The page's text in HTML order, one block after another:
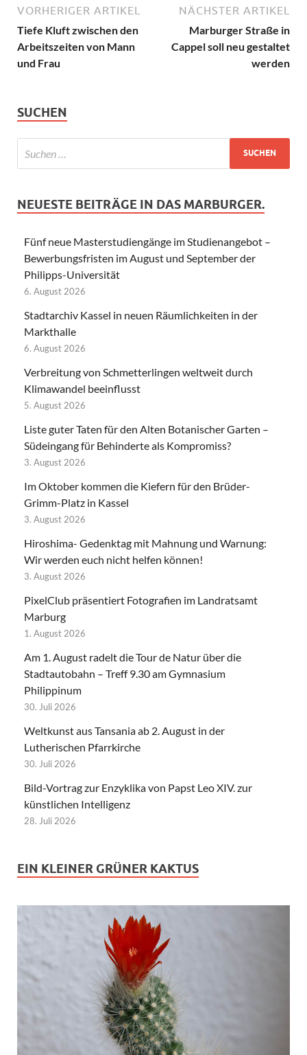
VORHERIGER ARTIKEL
Tiefe Kluft zwischen den
Arbeitszeiten von Mann
und Frau
NÄCHSTER ARTIKEL
Marburger Straße in
Cappel soll neu gestaltet
werden
SUCHEN
NEUESTE BEITRÄGE IN DAS MARBURGER.
Fünf neue Masterstudiengänge im Studienangebot –
Bewerbungsfristen im August und September der
Philipps-Universität
6. August 2026
Stadtarchiv Kassel in neuen Räumlichkeiten in der
Markthalle
6. August 2026
Verbreitung von Schmetterlingen weltweit durch
Klimawandel beeinflusst
5. August 2026
Liste guter Taten für den Alten Botanischer Garten –
Südeingang für Behinderte als Kompromiss?
3. August 2026
Im Oktober kommen die Kiefern für den Brüder-
Grimm-Platz in Kassel
3. August 2026
Hiroshima- Gedenktag mit Mahnung und Warnung:
Wir werden euch nicht helfen können!
3. August 2026
PixelClub präsentiert Fotografien im Landratsamt
Marburg
1. August 2026
Am 1. August radelt die Tour de Natur über die
Stadtautobahn – Treff 9.30 am Gymnasium
Philippinum
30. Juli 2026
Weltkunst aus Tansania ab 2. August in der
Lutherischen Pfarrkirche
30. Juli 2026
Bild-Vortrag zur Enzyklika von Papst Leo XIV. zur
künstlichen Intelligenz
28. Juli 2026
EIN KLEINER GRÜNER KAKTUS